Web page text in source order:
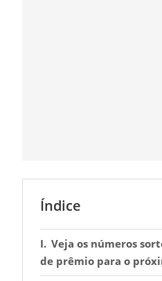
Índice
Veja os números
de prêmio para o